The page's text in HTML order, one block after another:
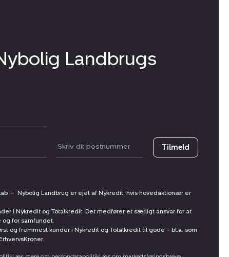
Landbrugs
Postnummer Tilmeld
– Nybolig Landbrug er ejet af Nykredit, hvis hovedaktionær er
i Nykredit og Totalkredit. Det medfører et særligt ansvar for at
og for samfundet.
og fremmest kunder i Nykredit og Totalkredit til gode – bl.a. som